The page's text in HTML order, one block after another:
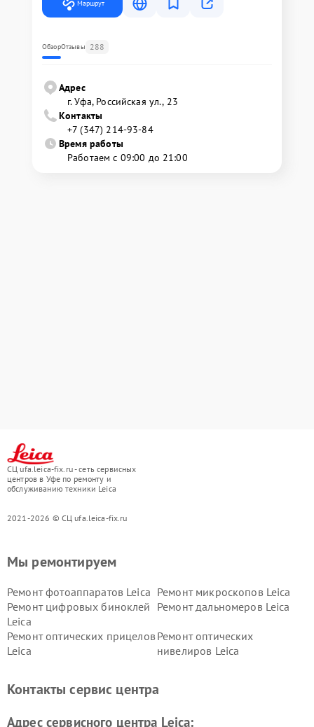
Маршрут
ОбзорОтзывы 288
Адрес
г. Уфа, Российская ул., 23
Контакты
+7 (347) 214-93-84
Время работы
Работаем с 09:00 до 21:00
СЦ ufa.leica-fix.ru - сеть сервисных
центров в Уфе по ремонту и
обслуживанию техники Leica
2021-2026 © СЦ ufa.leica-fix.ru
Мы ремонтируем
Ремонт фотоаппаратов Leica Ремонт микроскопов Leica
Ремонт цифровых биноклей
Leica
Ремонт дальномеров Leica
Ремонт оптических прицелов
Leica
Ремонт оптических
нивелиров Leica
Контакты сервис центра
Адрес сервисного центра Leica: